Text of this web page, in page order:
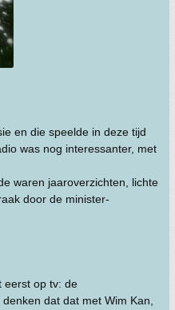
en die speelde in deze tijd
was nog interessanter, met
waren jaaroverzichten, lichte
door de minister-
eerst op tv: de
denken dat dat met Wim Kan,